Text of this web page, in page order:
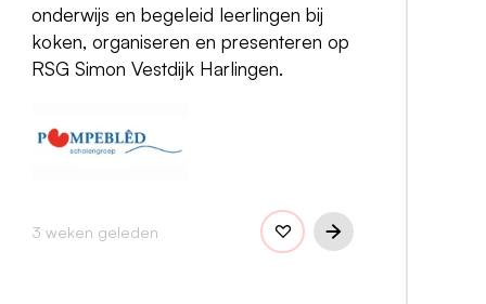
onderwijs en begeleid leerlingen bij
koken, organiseren en presenteren op
RSG Simon Vestdijk Harlingen.
3 weken geleden